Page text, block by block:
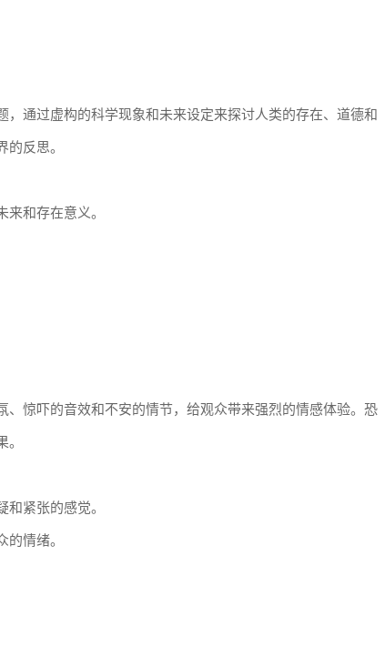
通过虚构的科学现象和未来设定来探讨人类的存在、道德和
反思。
和存在意义。
惊吓的音效和不安的情节，给观众带来强烈的情感体验。恐
紧张的感觉。
情绪。